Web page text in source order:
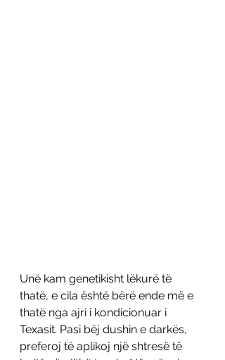
Unë kam genetikisht lëkurë të
thatë, e cila është bërë ende më e
thatë nga ajri i kondicionuar i
Texasit. Pasi bëj dushin e darkës,
preferoj të aplikoj një shtresë të